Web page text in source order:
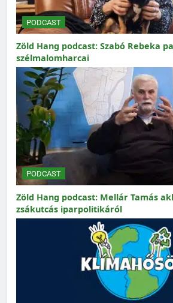
PODCAST
Zöld Hang podcast: Szabó Rebeka
szélmalomharcai
PODCAST
Zöld Hang podcast: Mellár Tamás
zsákutcás iparpolitikáról